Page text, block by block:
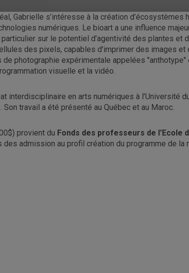
Gabrielle s’intéresse à la création d’écosystèmes
numériques. Le bioart a une influence
sur le potentiel d’agentivité des plantes et
des pixels, capables d'imprimer des images
photographie expérimentale appelées
visuelle et la vidéo.
interdisciplinaire en arts numériques à l’Université
travail a été présenté au Québec et au Maroc.
provient du Fonds des professeurs de l'Ecole
admission au profil création du programme de